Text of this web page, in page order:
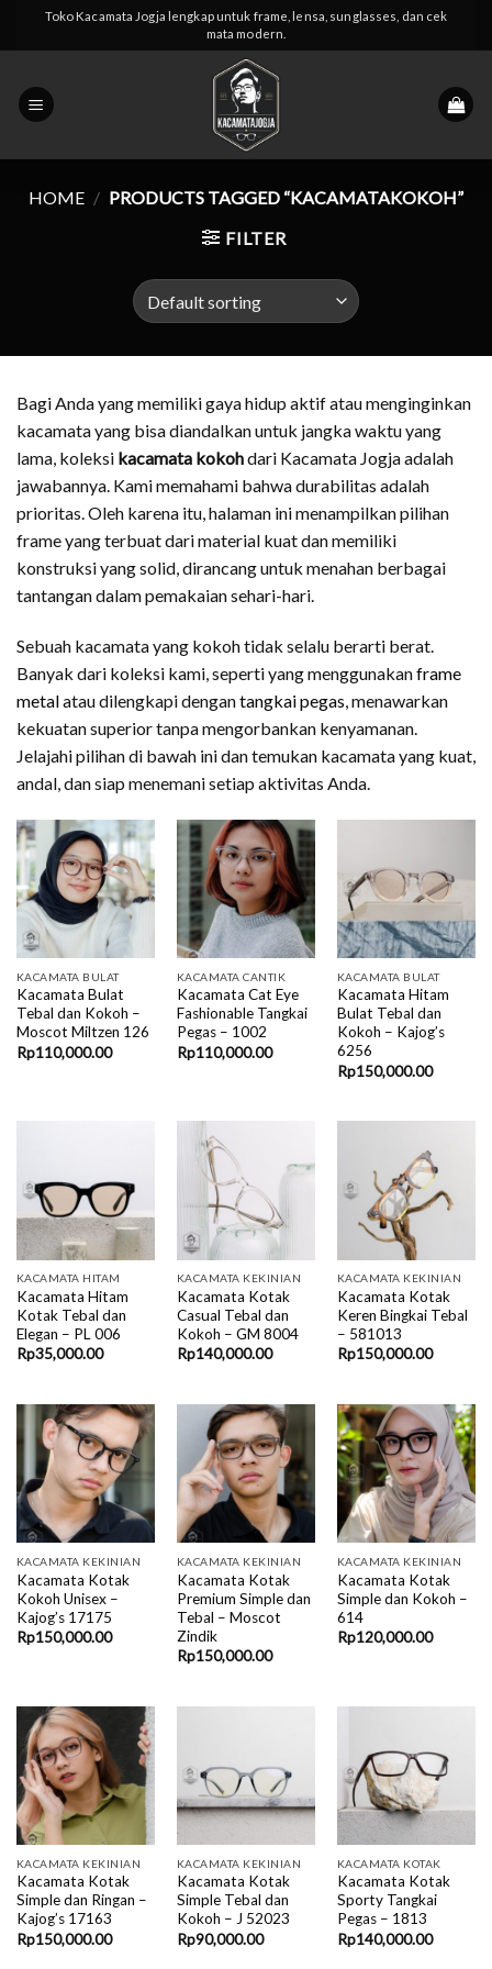
Toko Kacamata Jogja lengkap untuk frame, lensa, sunglasses, dan cek
mata modern.
HOME / PRODUCTS TAGGED “KACAMATAKOKOH”
FILTER
Bagi Anda yang memiliki gaya hidup aktif atau menginginkan
kacamata yang bisa diandalkan untuk jangka waktu yang
lama, koleksi kacamata kokohdari Kacamata Jogja adalah
jawabannya. Kami memahami bahwa durabilitas adalah
prioritas. Oleh karena itu, halaman ini menampilkan pilihan
frame yang terbuat dari material kuat dan memiliki
konstruksi yang solid, dirancang untuk menahan berbagai
tantangan dalam pemakaian sehari-hari.
Sebuah kacamata yang kokoh tidak selalu berarti berat.
Banyak dari koleksi kami, seperti yang menggunakanframe
metalatau dilengkapi dengantangkai pegas, menawarkan
kekuatan superior tanpa mengorbankan kenyamanan.
Jelajahi pilihan di bawah ini dan temukan kacamata yang kuat,
andal, dan siap menemani setiap aktivitas Anda.
KACAMATA BULAT
Kacamata Bulat
Tebal dan Kokoh –
Moscot Miltzen 126
Rp110,000.00
KACAMATA CANTIK
Kacamata Cat Eye
Fashionable Tangkai
Pegas – 1002
Rp110,000.00
KACAMATA BULAT
Kacamata Hitam
Bulat Tebal dan
Kokoh – Kajog’s
6256
Rp150,000.00
KACAMATA HITAM
Kacamata Hitam
Kotak Tebal dan
Elegan – PL 006
Rp35,000.00
KACAMATA KEKINIAN
Kacamata Kotak
Casual Tebal dan
Kokoh – GM 8004
Rp140,000.00
KACAMATA KEKINIAN
Kacamata Kotak
Keren Bingkai Tebal
– 581013
Rp150,000.00
KACAMATA KEKINIAN
Kacamata Kotak
Kokoh Unisex –
Kajog’s 17175
Rp150,000.00
KACAMATA KEKINIAN
Kacamata Kotak
Premium Simple dan
Tebal – Moscot
Zindik
Rp150,000.00
KACAMATA KEKINIAN
Kacamata Kotak
Simple dan Kokoh –
614
Rp120,000.00
KACAMATA KEKINIAN
Kacamata Kotak
Simple dan Ringan –
Kajog’s 17163
Rp150,000.00
KACAMATA KEKINIAN
Kacamata Kotak
Simple Tebal dan
Kokoh – J 52023
Rp90,000.00
KACAMATA KOTAK
Kacamata Kotak
Sporty Tangkai
Pegas – 1813
Rp140,000.00